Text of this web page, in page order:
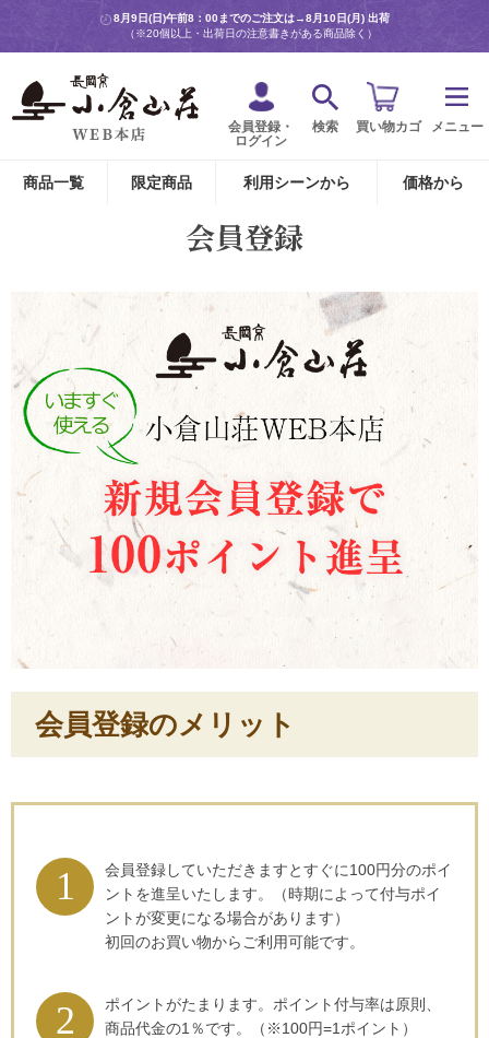
8月9日(日)午前8：00までのご注文は→8月10日(月) 出荷
（※20個以上・出荷日の注意書きがある商品除く）
会員登録・
ログイン
検索 買い物カゴ メニュー
商品一覧 限定商品 利用シーンから 価格から
会員登録
会員登録のメリット
会員登録していただきますとすぐに100円分のポイ
ントを進呈いたします。（時期によって付与ポイ
ントが変更になる場合があります）
初回のお買い物からご利用可能です。
ポイントがたまります。ポイント付与率は原則、
商品代金の1％です。（※100円=1ポイント）